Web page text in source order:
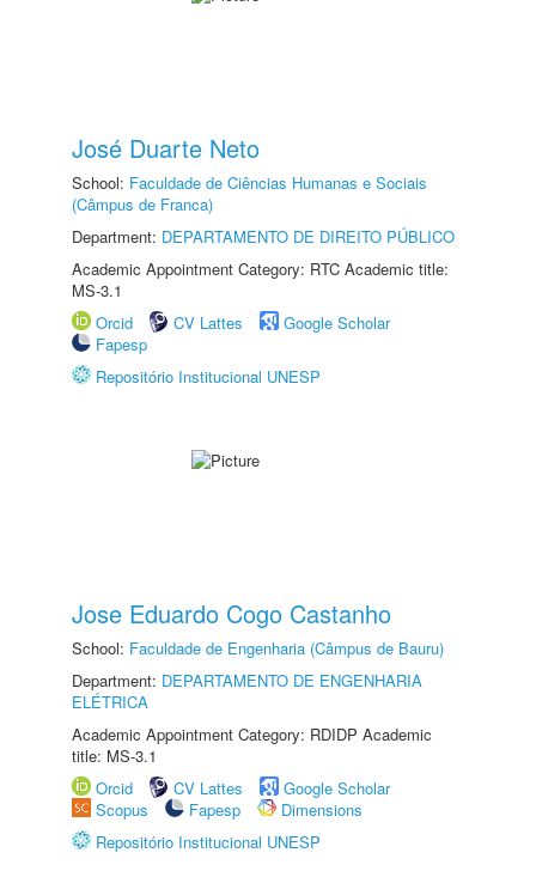
José Duarte Neto
School: Faculdade de Ciências Humanas e Sociais
(Câmpus de Franca)
Department: DEPARTAMENTO DE DIREITO PÚBLICO
Academic Appointment Category: RTC Academic title:
MS-3.1
Orcid
CV Lattes
Google Scholar
Fapesp
Repositório Institucional UNESP
Jose Eduardo Cogo Castanho
School: Faculdade de Engenharia (Câmpus de Bauru)
Department: DEPARTAMENTO DE ENGENHARIA
ELÉTRICA
Academic Appointment Category: RDIDP Academic
title: MS-3.1
Orcid
CV Lattes
Google Scholar
Scopus
Fapesp
Dimensions
Repositório Institucional UNESP